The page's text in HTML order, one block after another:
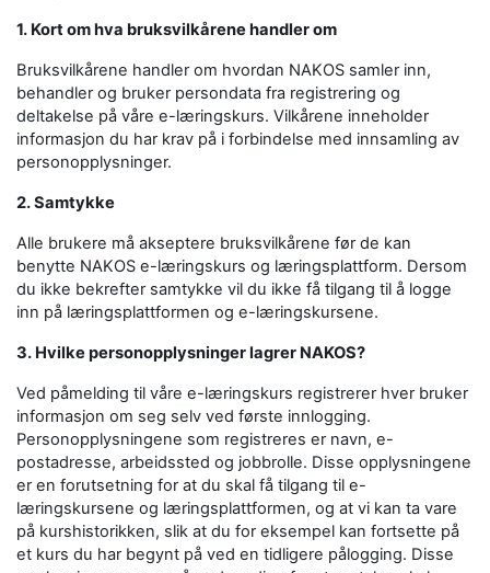
1. Kort om hva bruksvilkårene handler om
Bruksvilkårene handler om hvordan NAKOS samler inn,
behandler og bruker persondata fra registrering og
deltakelse på våre e-læringskurs. Vilkårene inneholder
informasjon du har krav på i forbindelse med innsamling av
personopplysninger.
2. Samtykke
Alle brukere må akseptere bruksvilkårene før de kan
benytte NAKOS e-læringskurs og læringsplattform. Dersom
du ikke bekrefter samtykke vil du ikke få tilgang til å logge
inn på læringsplattformen og e-læringskursene.
3. Hvilke personopplysninger lagrer NAKOS?
Ved påmelding til våre e-læringskurs registrerer hver bruker
informasjon om seg selv ved første innlogging.
Personopplysningene som registreres er navn, e-
postadresse, arbeidssted og jobbrolle. Disse opplysningene
er en forutsetning for at du skal få tilgang til e-
læringskursene og læringsplattformen, og at vi kan ta vare
på kurshistorikken, slik at du for eksempel kan fortsette på
et kurs du har begynt på ved en tidligere pålogging. Disse